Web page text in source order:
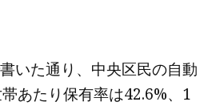
いた通り、中央区民の自動
あたり保有率は42.6%、1